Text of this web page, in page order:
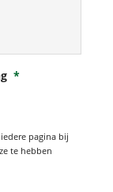
*
pagina bij
te hebben